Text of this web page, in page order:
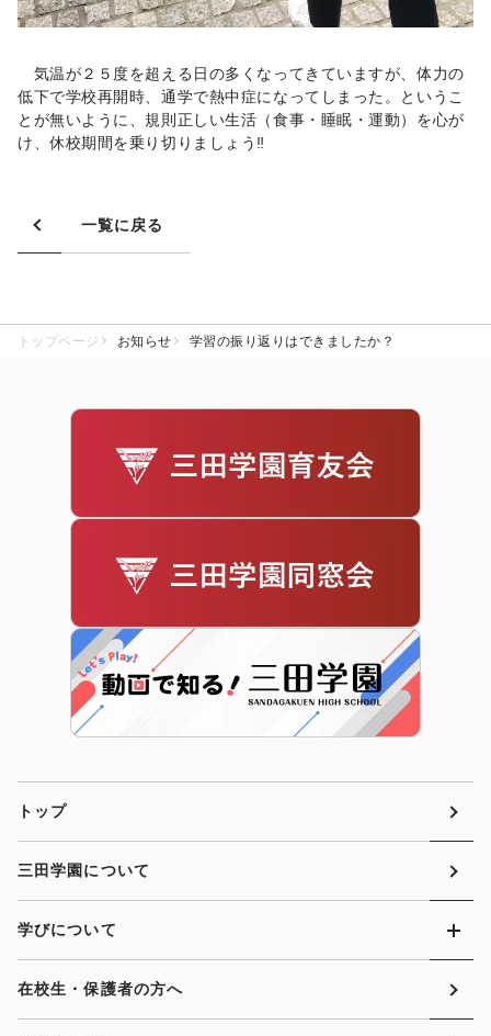
気温が２５度を超える日の多くなってきていますが、体力の
低下で学校再開時、通学で熱中症になってしまった。というこ
とが無いように、規則正しい生活（食事・睡眠・運動）を心が
け、休校期間を乗り切りましょう‼
一覧に戻る
トップページ お知らせ 学習の振り返りはできましたか？
トップ
三田学園について
学びについて
在校生・保護者の方へ